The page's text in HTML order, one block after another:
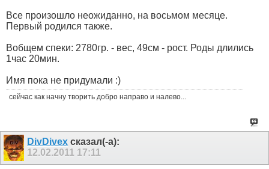
Все произошло неожиданно, на восьмом месяце.
Первый родился также.
Вобщем спеки: 2780гр. - вес, 49см - рост. Роды длились
1час 20мин.
Имя пока не придумали :)
сейчас как начну творить добро направо и налево...
DivDivex сказал(-а):
12.02.2011 17:11